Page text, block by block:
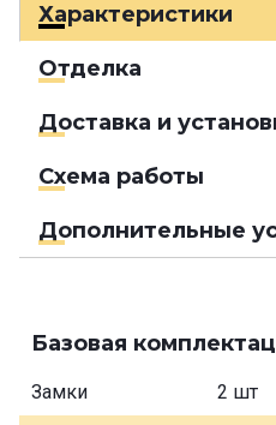
Характеристики
Отделка
Доставка и
Схема работы
Дополнительные
Базовая
Замки 2 шт